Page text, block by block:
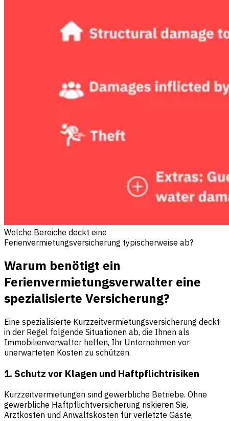
Welche Bereiche deckt eine
Ferienvermietungsversicherung typischerweise ab?
Warum benötigt ein
Ferienvermietungsverwalter eine
spezialisierte Versicherung?
Eine spezialisierte Kurzzeitvermietungsversicherung deckt
in der Regel folgende Situationen ab, die Ihnen als
Immobilienverwalter helfen, Ihr Unternehmen vor
unerwarteten Kosten zu schützen.
1. Schutz vor Klagen und Haftpflichtrisiken
Kurzzeitvermietungen sind gewerbliche Betriebe. Ohne
gewerbliche Haftpflichtversicherung riskieren Sie,
Arztkosten und Anwaltskosten für verletzte Gäste,